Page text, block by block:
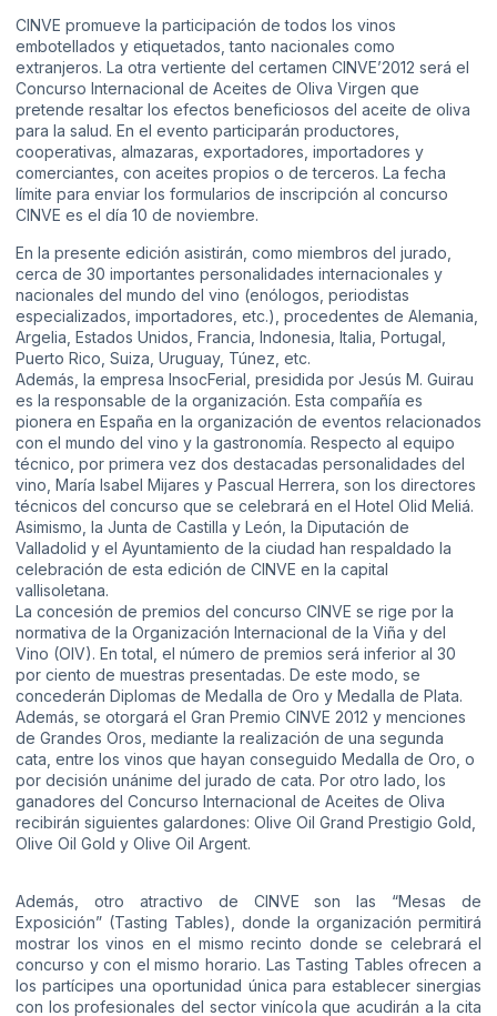
CINVE promueve la participación de todos los vinos
embotellados y etiquetados, tanto nacionales como
extranjeros. La otra vertiente del certamen CINVE’2012 será el
Concurso Internacional de Aceites de Oliva Virgen que
pretende resaltar los efectos beneficiosos del aceite de oliva
para la salud. En el evento participarán productores,
cooperativas, almazaras, exportadores, importadores y
comerciantes, con aceites propios o de terceros. La fecha
límite para enviar los formularios de inscripción al concurso
CINVE es el día 10 de noviembre.
En la presente edición asistirán, como miembros del jurado,
cerca de 30 importantes personalidades internacionales y
nacionales del mundo del vino (enólogos, periodistas
especializados, importadores, etc.), procedentes de Alemania,
Argelia, Estados Unidos, Francia, Indonesia, Italia, Portugal,
Puerto Rico, Suiza, Uruguay, Túnez, etc.
Además, la empresa InsocFerial, presidida por Jesús M. Guirau
es la responsable de la organización. Esta compañía es
pionera en España en la organización de eventos relacionados
con el mundo del vino y la gastronomía. Respecto al equipo
técnico, por primera vez dos destacadas personalidades del
vino, María Isabel Mijares y Pascual Herrera, son los directores
técnicos del concurso que se celebrará en el Hotel Olid Meliá.
Asimismo, la Junta de Castilla y León, la Diputación de
Valladolid y el Ayuntamiento de la ciudad han respaldado la
celebración de esta edición de CINVE en la capital
vallisoletana.
La concesión de premios del concurso CINVE se rige por la
normativa de la Organización Internacional de la Viña y del
Vino (OIV). En total, el número de premios será inferior al 30
por ciento de muestras presentadas. De este modo, se
concederán Diplomas de Medalla de Oro y Medalla de Plata.
Además, se otorgará el Gran Premio CINVE 2012 y menciones
de Grandes Oros, mediante la realización de una segunda
cata, entre los vinos que hayan conseguido Medalla de Oro, o
por decisión unánime del jurado de cata. Por otro lado, los
ganadores del Concurso Internacional de Aceites de Oliva
recibirán siguientes galardones: Olive Oil Grand Prestigio Gold,
Olive Oil Gold y Olive Oil Argent.
Además, otro atractivo de CINVE son las “Mesas de
Exposición” (Tasting Tables), donde la organización permitirá
mostrar los vinos en el mismo recinto donde se celebrará el
concurso y con el mismo horario. Las Tasting Tables ofrecen a
los partícipes una oportunidad única para establecer sinergias
con los profesionales del sector vinícola que acudirán a la cita